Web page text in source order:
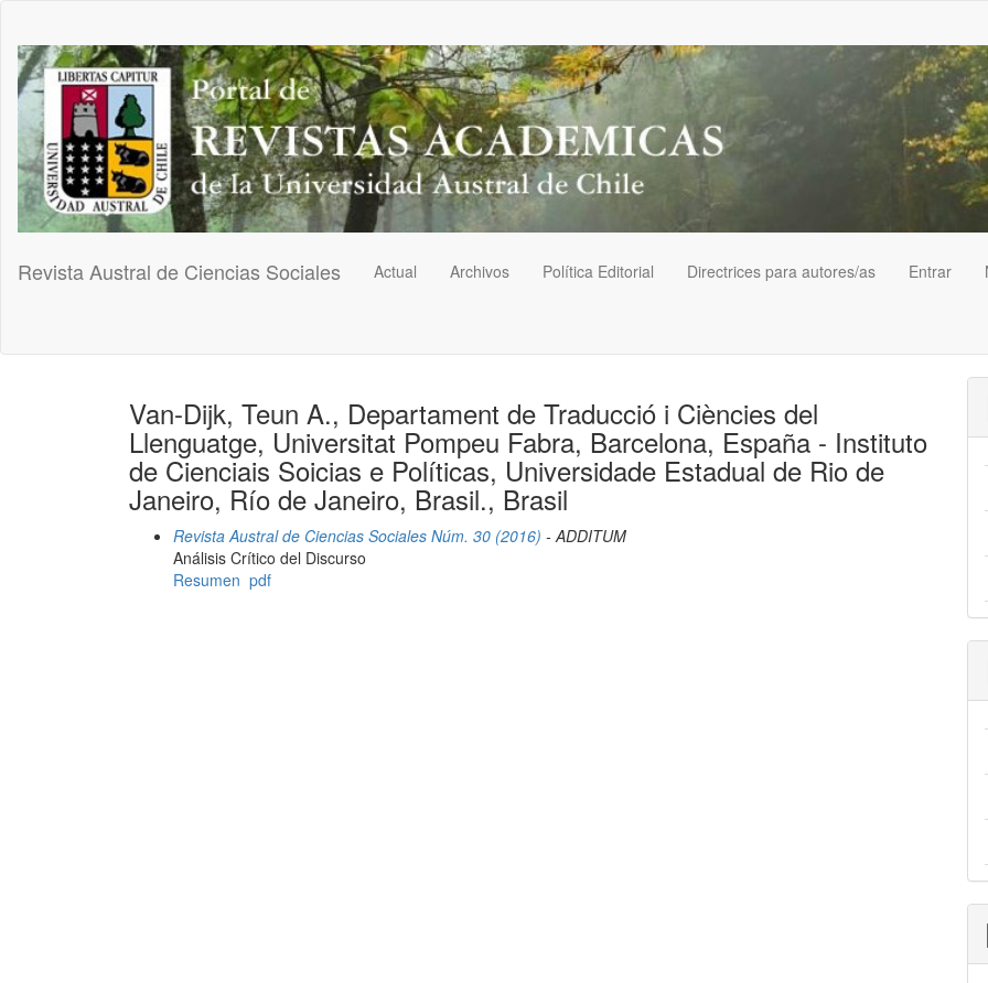
Contenido
principal
Barra
lateral
Revista Austral de Ciencias Sociales Actual Archivos Política Editorial Directrices para autores/as Entrar
Van-Dijk, Teun A., Departament de Traducció i Ciències del
Llenguatge, Universitat Pompeu Fabra, Barcelona, España - Instituto
de Cienciais Soicias e Políticas, Universidade Estadual de Rio de
Janeiro, Río de Janeiro, Brasil., Brasil
Revista Austral de Ciencias Sociales Núm. 30 (2016) - ADDITUM
Análisis Crítico del Discurso
Resumen pdf